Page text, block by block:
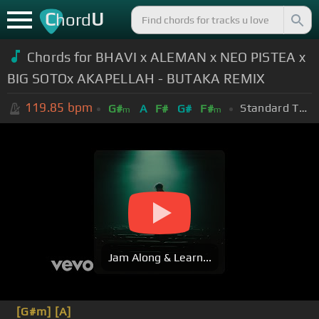
ChordU
Chords for BHAVI x ALEMAN x NEO PISTEA x
BIG SOTOx AKAPELLAH - BUTAKA REMIX
119.85 bpm G#m A F# G# F#m Standard Tuning (EADGBE)
Jam Along & Learn...
[G#m] [A]